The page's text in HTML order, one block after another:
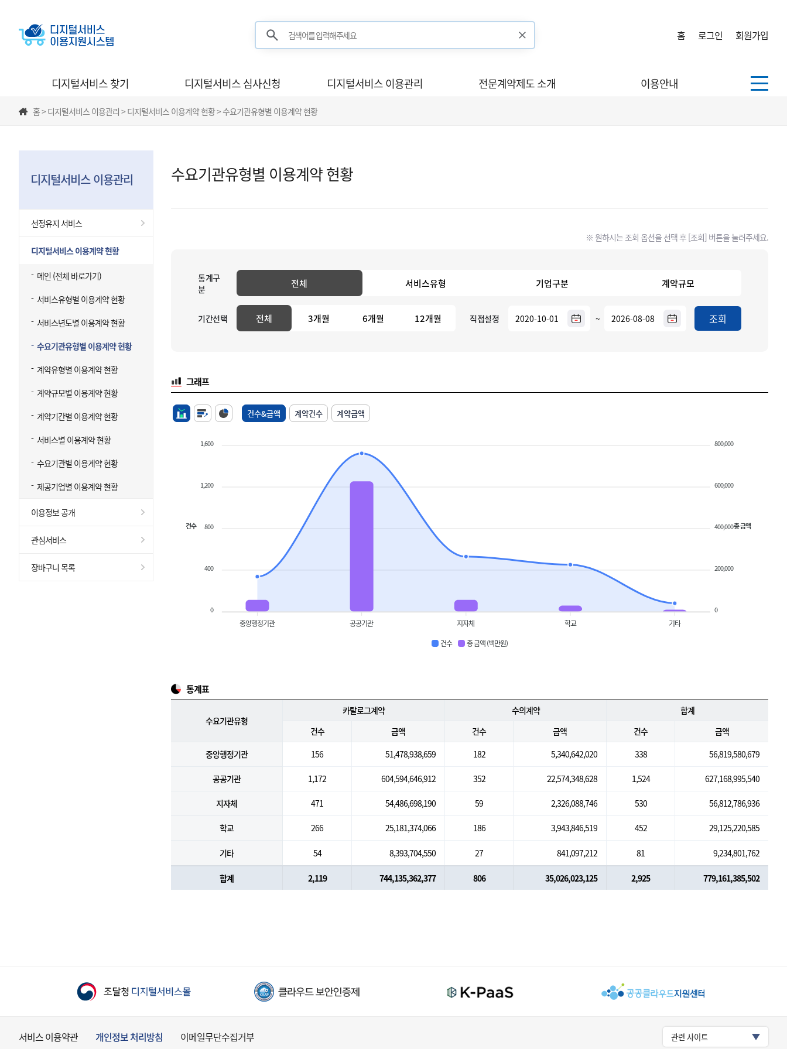
검색어를 입력해주세요 홈 로그인 회원가입
디지털서비스 찾기 디지털서비스 심사신청 디지털서비스 이용관리 전문계약제도 소개 이용안내
홈 > 디지털서비스 이용관리 > 디지털서비스 이용계약 현황 > 수요기관유형별 이용계약 현황
디지털서비스 이용관리
선정유지 서비스
디지털서비스 이용계약 현황
메인 (전체 바로가기)
서비스유형별 이용계약 현황
서비스년도별 이용계약 현황
수요기관유형별 이용계약 현황
계약유형별 이용계약 현황
계약규모별 이용계약 현황
계약기간별 이용계약 현황
서비스별 이용계약 현황
수요기관별 이용계약 현황
제공기업별 이용계약 현황
이용정보 공개
관심서비스
장바구니 목록
수요기관유형별 이용계약 현황
※ 원하시는 조회 옵션을 선택 후 [조회] 버튼을 눌러주세요.
통계구
분
전체 서비스유형 기업구분 계약규모
기간선택 전체 3개월 6개월 12개월 직접설정 ~ 조회
그래프
건수&금액 계약건수 계약금액
건수 총 금액 (백만원)
1,600
1,200
800
400
0
건수
중앙행정기관 공공기관 지자체 학교 기타
800,000
600,000
400,000
200,000
0
총 금액
통계표
수요기관유형
카탈로그계약 수의계약
합계
건수
금액 건수 금액 건수
금액
중앙행정기관
156 51,478,938,659 182 5,340,642,020 338 56,819,580,679
공공기관 1,172 604,594,646,912 352 22,574,348,628 1,524 627,168,995,540
지자체 471 54,486,698,190 59 2,326,088,746 530 56,812,786,936
학교 266 25,181,374,066 186 3,943,846,519 452 29,125,220,585
기타 54 8,393,704,550 27 841,097,212 81 9,234,801,762
합계 2,119 744,135,362,377 806 35,026,023,125 2,925 779,161,385,502
서비스 이용약관 개인정보 처리방침 이메일무단수집거부 관련 사이트